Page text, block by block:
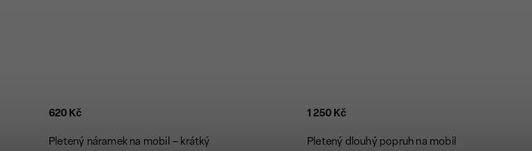
Pletený náramek na mobil – krátký
620 Kč
Pletený dlouhý popruh na mobil
1 250 Kč